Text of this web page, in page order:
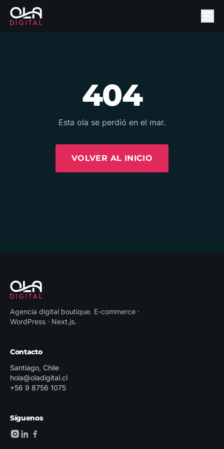
404
Esta ola se perdió en el mar.
VOLVER AL INICIO
Agencia digital boutique. E-commerce ·
WordPress · Next.js.
Contacto
Santiago, Chile
hola@oladigital.cl
+56 9 8756 1075
Síguenos